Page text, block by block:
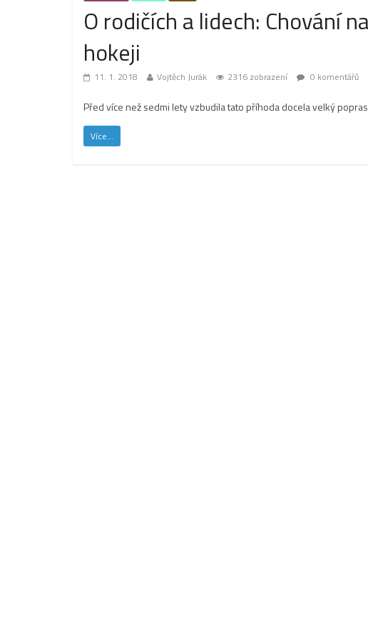
O rodičích a lidech: Chování
hokeji
11. 1. 2018 Vojtěch Jurák 2316 zobrazení 0 komentářů
Před více než sedmi lety vzbudila tato příhoda docela velký
Více...